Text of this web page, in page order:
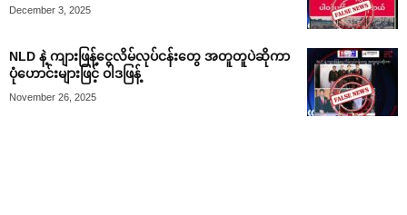
December 3, 2025
NLD နဲ့ ကျားဖြန့်ငွေလိမ်လုပ်ငန်းတွေ အတူတူပဲဆိုကာ
ပုံဟောင်းများဖြင့် ဝါဒဖြန့်
November 26, 2025